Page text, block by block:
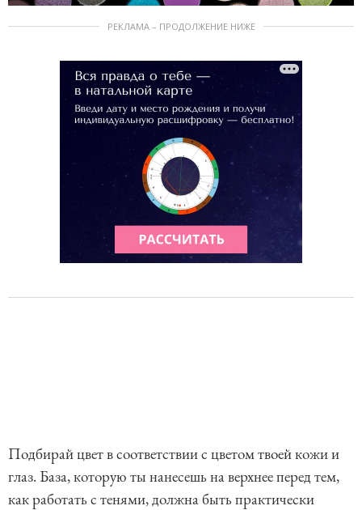
РЕКЛАМА – ПРОДОЛЖЕНИЕ НИЖЕ
Подбирай цвет в соответствии с цветом твоей кожи и
глаз. База, которую ты нанесешь на верхнее перед тем,
как работать с тенями, должна быть практически